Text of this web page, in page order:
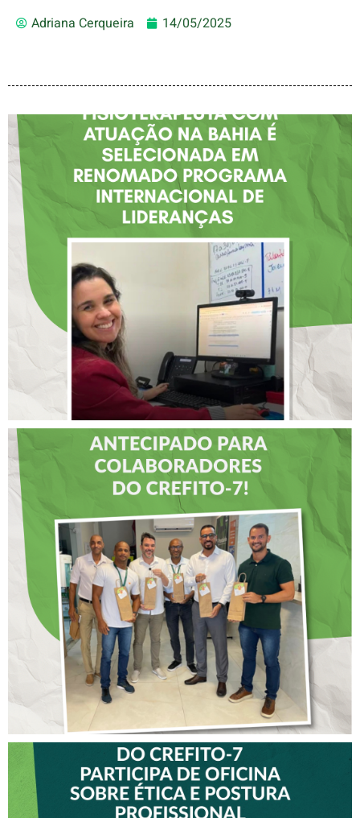
Adriana Cerqueira 14/05/2025
FISIOTERAPEUTA COM
ATUAÇÃO NA BAHIA É
SELECIONADA EM
RENOMADO PROGRAMA
INTERNACIONAL DE
LIDERANÇAS
DIA DOS PAIS É
ANTECIPADO PARA
COLABORADORES DO
CREFITO-7